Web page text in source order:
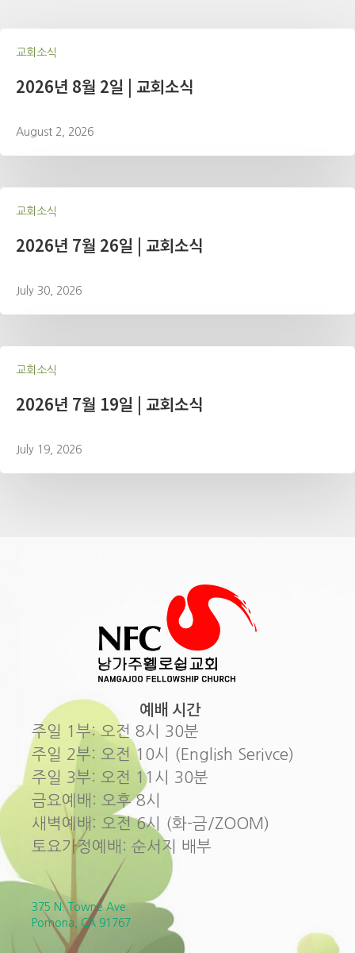
교회소식
2026년 8월 2일 | 교회소식
August 2, 2026
교회소식
2026년 7월 26일 | 교회소식
July 30, 2026
교회소식
2026년 7월 19일 | 교회소식
July 19, 2026
예배 시간
주일 1부: 오전 8시 30분
주일 2부: 오전 10시 (English Serivce)
주일 3부: 오전 11시 30분
금요예배: 오후 8시
새벽예배: 오전 6시 (화-금/ZOOM)
토요가정예배: 순서지 배부
375 N. Towne Ave.
Pomona, CA 91767